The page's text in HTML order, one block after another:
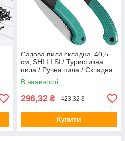
Садова пила складна, 40,5
см, SHI LI SI / Туристична
пила / Ручна пила / Складна
ножовка по дереву
В наявності
296,32 ₴ 423,32 ₴
Купити